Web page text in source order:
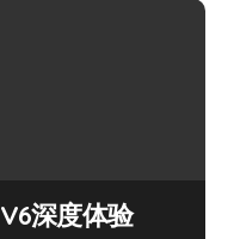
深度体验